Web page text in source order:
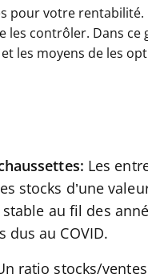
pour votre
les contrôler. Dans
les moyens de les
Les
stocks d’une
au fil des
dus au COVID.
ratio stocks/